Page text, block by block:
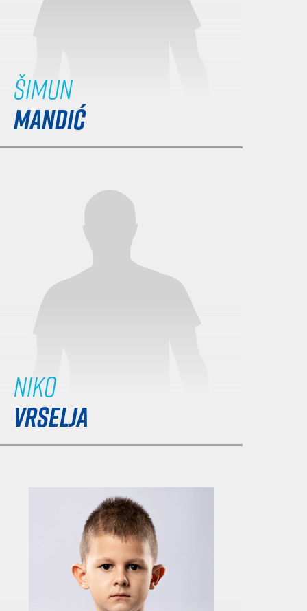
Šimun
MANDIĆ
Niko
VRSELJA